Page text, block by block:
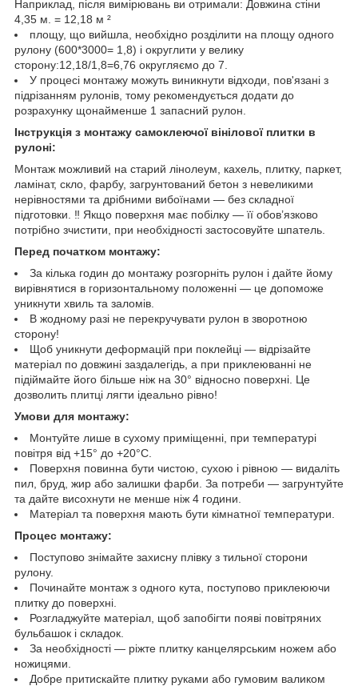
Наприклад, після вимірювань ви отримали: Довжина стіни
4,35 м. = 12,18 м ²
площу, що вийшла, необхідно розділити на площу одного
рулону (600*3000= 1,8) і округлити у велику
сторону:12,18/1,8=6,76 округляємо до 7.
У процесі монтажу можуть виникнути відходи, пов'язані з
підрізанням рулонів, тому рекомендується додати до
розрахунку щонайменше 1 запасний рулон.
Інструкція з монтажу самоклеючої вінілової плитки в
рулоні:
Монтаж можливий на старий лінолеум, кахель, плитку, паркет,
ламінат, скло, фарбу, загрунтований бетон з невеликими
нерівностями та дрібними вибоїнами — без складної
підготовки. ‼️ Якщо поверхня має побілку — її обов’язково
потрібно зчистити, при необхідності застосовуйте шпатель.
Перед початком монтажу:
За кілька годин до монтажу розгорніть рулон і дайте йому
вирівнятися в горизонтальному положенні — це допоможе
уникнути хвиль та заломів.
В жодному разі не перекручувати рулон в зворотною
сторону!
Щоб уникнути деформацій при поклейці — відрізайте
матеріал по довжині заздалегідь, а при приклеюванні не
підіймайте його більше ніж на 30° відносно поверхні. Це
дозволить плитці лягти ідеально рівно!
Умови для монтажу:
Монтуйте лише в сухому приміщенні, при температурі
повітря від +15° до +20°C.
Поверхня повинна бути чистою, сухою і рівною — видаліть
пил, бруд, жир або залишки фарби. За потреби — загрунтуйте
та дайте висохнути не менше ніж 4 години.
Матеріал та поверхня мають бути кімнатної температури.
Процес монтажу:
Поступово знімайте захисну плівку з тильної сторони
рулону.
Починайте монтаж з одного кута, поступово приклеюючи
плитку до поверхні.
Розгладжуйте матеріал, щоб запобігти появі повітряних
бульбашок і складок.
За необхідності — ріжте плитку канцелярським ножем або
ножицями.
Добре притискайте плитку руками або гумовим валиком